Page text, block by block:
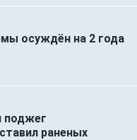
осуждён на 2 года
поджег
раненых